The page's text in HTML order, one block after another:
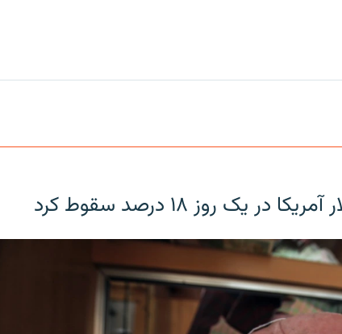
یک روز ۱۸ درصد سقوط کرد